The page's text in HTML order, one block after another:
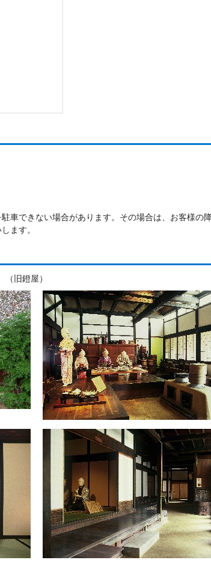
車できない場合があります。その場合は、お客様の
ます。
旧鐙屋）